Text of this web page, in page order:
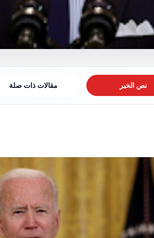
نص الخبر مقالات ذات صلة